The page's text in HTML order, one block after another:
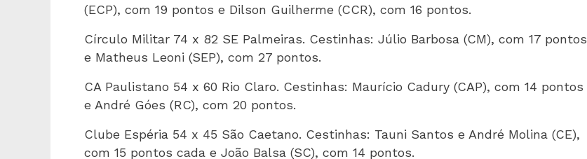
(ECP), com 19 pontos e Dilson Guilherme (CCR), com 16 pontos.
Círculo Militar 74 x 82 SE Palmeiras. Cestinhas: Júlio Barbosa (CM), com 17 pontos
e Matheus Leoni (SEP), com 27 pontos.
CA Paulistano 54 x 60 Rio Claro. Cestinhas: Maurício Cadury (CAP), com 14 pontos
e André Góes (RC), com 20 pontos.
Clube Espéria 54 x 45 São Caetano. Cestinhas: Tauni Santos e André Molina (CE),
com 15 pontos cada e João Balsa (SC), com 14 pontos.